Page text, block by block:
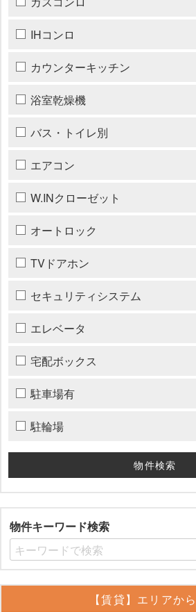
IHコンロ
カウンターキッチン
浴室乾燥機
バス・トイレ別
エアコン
W.INクローゼット
オートロック
TVドアホン
セキュリティシステム
エレベータ
宅配ボックス
駐車場有
駐輪場
物件キーワード検索
【賃貸】エリアか